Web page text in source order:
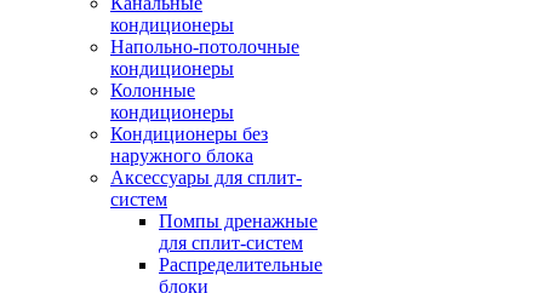
кондиционеры
Напольно-потолочные
кондиционеры
Колонные
кондиционеры
Кондиционеры без
наружного блока
Аксессуары для сплит-
систем
Помпы дренажные
для сплит-систем
Распределительные
блоки